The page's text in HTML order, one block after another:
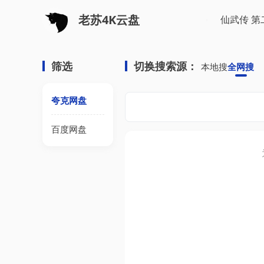
老苏4K云盘
筛选
夸克网盘
百度网盘
切换搜索源： 本地搜全网搜